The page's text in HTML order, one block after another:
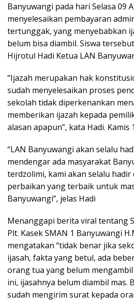
Banyuwangi pada hari Selasa 09
menyelesaikan pembayaran
tertunggak, yang menyebabkan
belum bisa diambil. Siswa
Hijrotul Hadi Ketua LAN
“Ijazah merupakan hak
sudah menyelesaikan proses
sekolah tidak diperkenankan
memberikan ijazah kepada
alasan apapun”, kata Hadi. Kamis
“LAN Banyuwangi akan selalu
mendengar ada masyarakat
terdzolimi, kami akan selalu
perbaikan yang terbaik untuk
Banyuwangi”, jelas Hadi
Menanggapi berita viral tentang
Plt. Kasek SMAN 1 Banyuwangi
mengatakan “tidak benar jika
ijasah, fakta yang betul, ada
orang tua yang belum
ini, ijasahnya belum diambil mas.
sudah mengirim surat kepada